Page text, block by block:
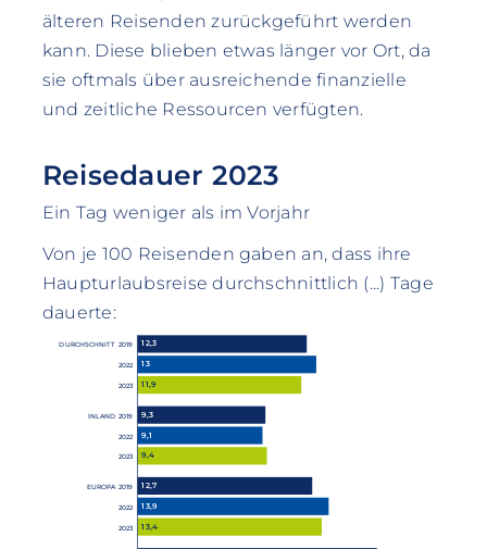
älteren Reisenden zurückgeführt werden
kann. Diese blieben etwas länger vor Ort, da
sie oftmals über ausreichende finanzielle
und zeitliche Ressourcen verfügten.
Reisedauer 2023
Ein Tag weniger als im Vorjahr
Von je 100 Reisenden gaben an, dass ihre
Haupturlaubsreise durchschnittlich (...) Tage
dauerte:
DURCHSCHNITT 2019 12,3
2022 13
2023 11,9
INLAND 2019 9,3
2022 9,1
2023 9,4
EUROPA 2019 12,7
2022 13,9
2023 13,4